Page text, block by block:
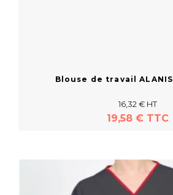
En savoir plus
Blouse de travail ALANIS
16,32 € HT
19,58 € TTC